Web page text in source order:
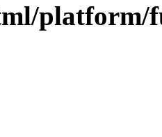
platform/